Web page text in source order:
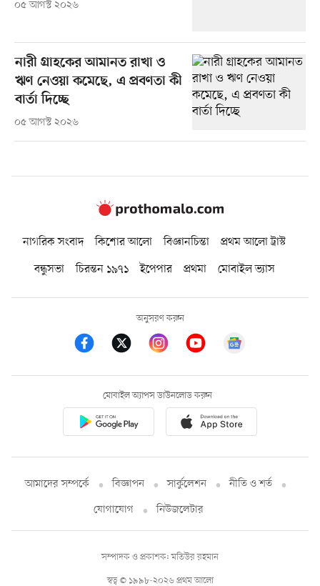
০৫ আগস্ট ২০২৬
নারী গ্রাহকের আমানত রাখা ও
ঋণ নেওয়া কমেছে, এ প্রবণতা কী
বার্তা দিচ্ছে
০৫ আগস্ট ২০২৬
নাগরিক সংবাদ কিশোর আলো বিজ্ঞানচিন্তা
প্রথম আলো ট্রাস্ট
বন্ধুসভা
চিরন্তন ১৯৭১ ইপেপার প্রথমা মোবাইল ভ্যাস
অনুসরণ করুন
মোবাইল অ্যাপস ডাউনলোড করুন
আমাদের সম্পর্কে বিজ্ঞাপন সার্কুলেশন
নীতি ও শর্ত
যোগাযোগ
নিউজলেটার
স্বত্ব © ১৯৯৮-২০২৬ প্রথম আলো
সম্পাদক ও প্রকাশক: মতিউর রহমান